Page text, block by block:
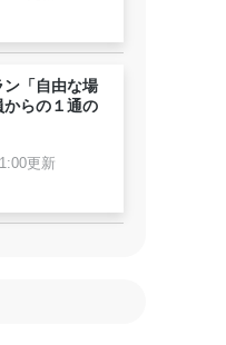
ン「自由な場
からの１通の
更新